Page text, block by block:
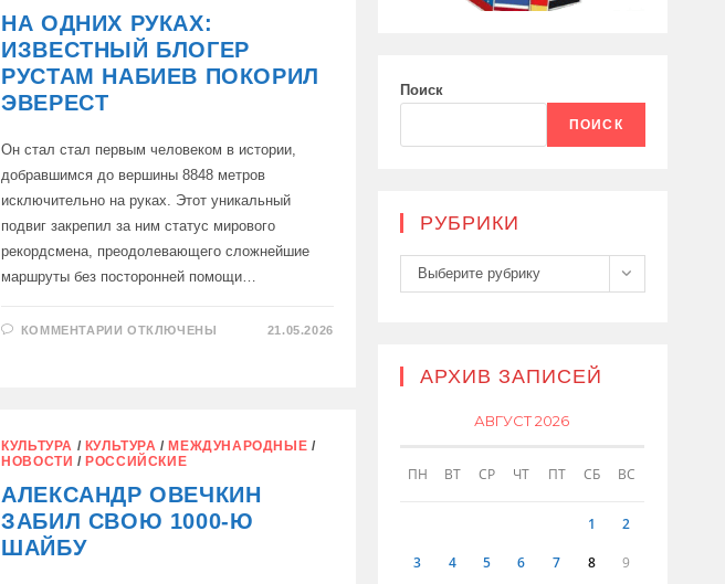
БЭКЬЯРДЕ:
НА ОДНИХ РУКАХ:
ИЗВЕСТНЫЙ БЛОГЕР
РУСТАМ НАБИЕВ ПОКОРИЛ
ЭВЕРЕСТ
Он стал стал первым человеком в истории,
добравшимся до вершины 8848 метров
исключительно на руках. Этот уникальный
подвиг закрепил за ним статус мирового
рекордсмена, преодолевающего сложнейшие
маршруты без посторонней помощи…
КОММЕНТАРИИ К
НАБИЕВ
ПОКОРИЛ
ОТКЛЮЧЕНЫ 21.05.2026
КУЛЬТУРА / КУЛЬТУРА /МЕЖДУНАРОДНЫЕ /
НОВОСТИ /РОССИЙСКИЕ
АЛЕКСАНДР ОВЕЧКИН
ЗАБИЛ СВОЮ 1000-Ю
ШАЙБУ
Поиск
ПОИСК
РУБРИКИ
Рубрики
Выберите рубрику
АРХИВ ЗАПИСЕЙ
АВГУСТ 2026
ПН ВТ СР ЧТ ПТ СБ ВС
1 2
3 4 5 6 7 8 9